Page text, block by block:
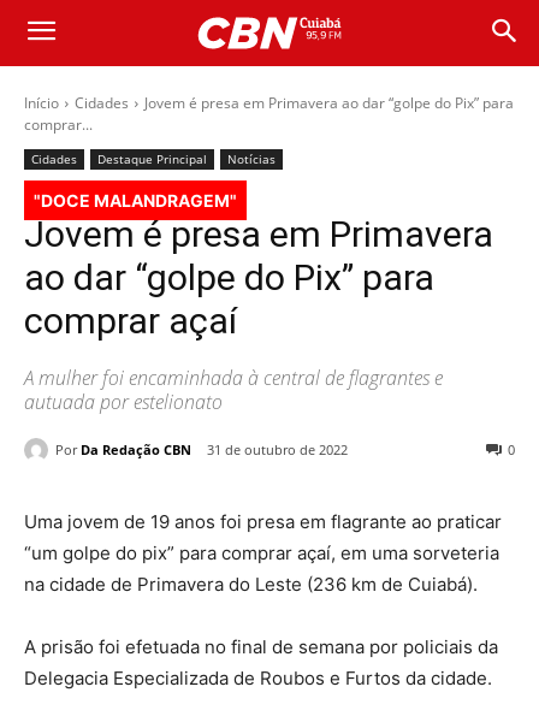
Início Cidades
Jovem é presa em Primavera ao dar “golpe do Pix” para
comprar...
Cidades Destaque Principal Notícias
"DOCE MALANDRAGEM"
Jovem é presa em Primavera
ao dar “golpe do Pix” para
comprar açaí
A mulher foi encaminhada à central de flagrantes e
autuada por estelionato
Por Da Redação CBN 31 de outubro de 2022 0
Uma jovem de 19 anos foi presa em flagrante ao praticar
“um golpe do pix” para comprar açaí, em uma sorveteria
na cidade de Primavera do Leste (236 km de Cuiabá).
A prisão foi efetuada no final de semana por policiais da
Delegacia Especializada de Roubos e Furtos da cidade.